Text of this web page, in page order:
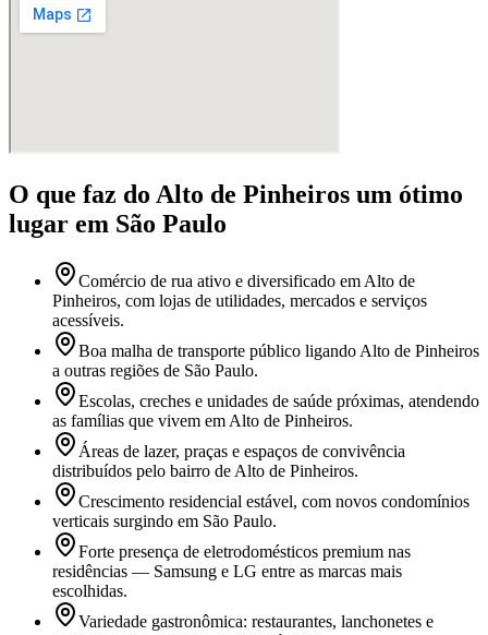
O que faz do Alto de Pinheiros um ótimo
lugar em São Paulo
Comércio de rua ativo e diversificado em Alto de
Pinheiros, com lojas de utilidades, mercados e serviços
acessíveis.
Boa malha de transporte público ligando Alto de Pinheiros
a outras regiões de São Paulo.
Escolas, creches e unidades de saúde próximas, atendendo
as famílias que vivem em Alto de Pinheiros.
Áreas de lazer, praças e espaços de convivência
distribuídos pelo bairro de Alto de Pinheiros.
Crescimento residencial estável, com novos condomínios
verticais surgindo em São Paulo.
Forte presença de eletrodomésticos premium nas
residências — Samsung e LG entre as marcas mais
escolhidas.
Variedade gastronômica: restaurantes, lanchonetes e